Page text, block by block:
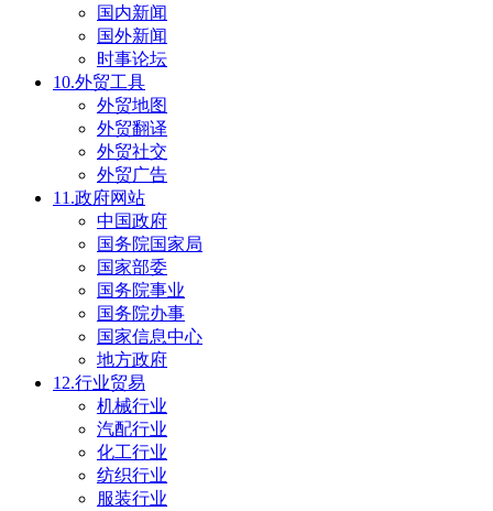
国内新闻
国外新闻
时事论坛
10.外贸工具
外贸地图
外贸翻译
外贸社交
外贸广告
11.政府网站
中国政府
国务院国家局
国家部委
国务院事业
国务院办事
国家信息中心
地方政府
12.行业贸易
机械行业
汽配行业
化工行业
纺织行业
服装行业